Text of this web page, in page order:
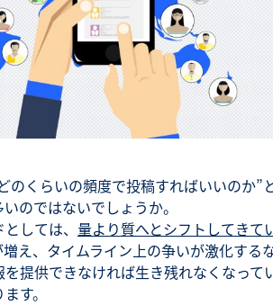
のくらいの頻度で投稿すればいいのか”
のではないでしょうか。
しては、 量より質へとシフトしてきて
え、タイムライン上の争いが激化する
提供できなければ生き残れなくなって
す。